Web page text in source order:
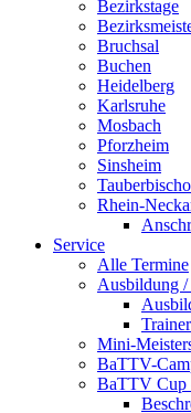
Bezirkstage
Bruchsal
Buchen
Heidelberg
Karlsruhe
Mosbach
Pforzheim
Sinsheim
Rhein-
Service
Alle Termine
Ausbildung /
Mini-
BaTTV-
BaTTV Cup